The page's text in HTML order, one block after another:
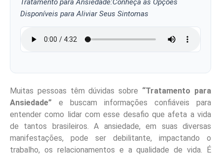
Tratamento para Ansiedade:Conheça as Opções
Disponíveis para Aliviar Seus Sintomas
Muitas pessoas têm dúvidas sobre “Tratamento para
Ansiedade” e buscam informações confiáveis para
entender como lidar com esse desafio que afeta a vida
de tantos brasileiros. A ansiedade, em suas diversas
manifestações, pode ser debilitante, impactando o
trabalho, os relacionamentos e a qualidade de vida. É